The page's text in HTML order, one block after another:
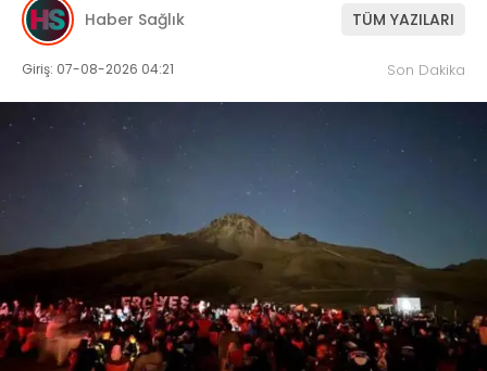
Haber Sağlık TÜM YAZILARI
Giriş: 07-08-2026 04:21 Son Dakika